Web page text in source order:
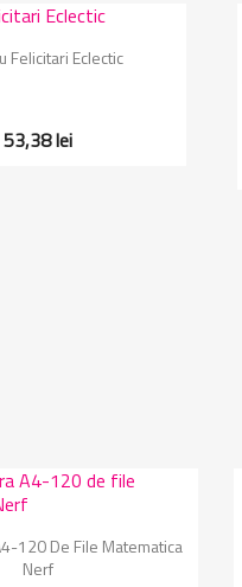
rapida
Felicitari Eclectic
53,38 lei
rapida
120 De File Matematica
Nerf